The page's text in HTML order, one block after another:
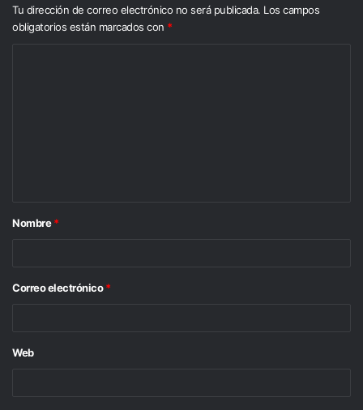
Tu dirección de correo electrónico no será publicada. Los campos
obligatorios están marcados con *
r
Nombre*
Correo electrónico*
Web